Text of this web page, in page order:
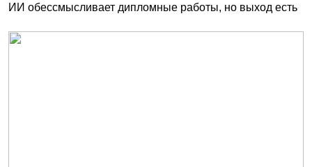
ИИ обессмысливает дипломные работы, но выход есть